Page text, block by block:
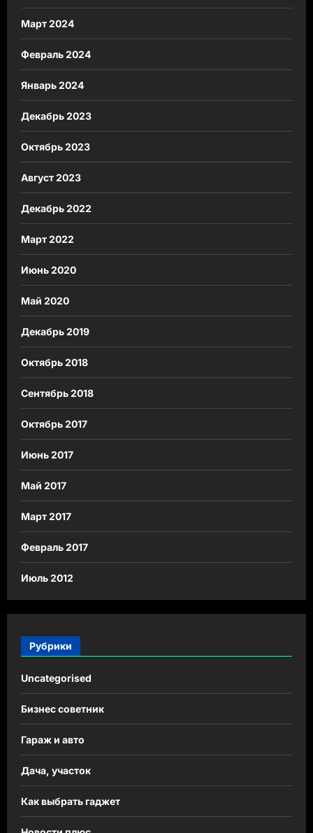
Март 2024
Февраль 2024
Январь 2024
Декабрь 2023
Октябрь 2023
Август 2023
Декабрь 2022
Март 2022
Июнь 2020
Май 2020
Декабрь 2019
Октябрь 2018
Сентябрь 2018
Октябрь 2017
Июнь 2017
Май 2017
Март 2017
Февраль 2017
Июль 2012
Рубрики
Uncategorised
Бизнес советник
Гараж и авто
Дача, участок
Как выбрать гаджет